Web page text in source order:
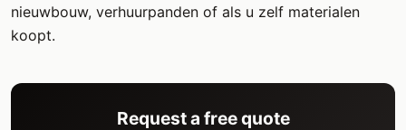
nieuwbouw, verhuurpanden of als u zelf materialen
koopt.
Request a free quote